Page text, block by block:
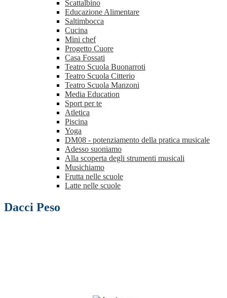
Scattalbino
Educazione Alimentare
Saltimbocca
Cucina
Mini chef
Progetto Cuore
Casa Fossati
Teatro Scuola Buonarroti
Teatro Scuola Citterio
Teatro Scuola Manzoni
Media Education
Sport per te
Atletica
Piscina
Yoga
DM08 - potenziamento della pratica musicale
Adesso suoniamo
Alla scoperta degli strumenti musicali
Musichiamo
Frutta nelle scuole
Latte nelle scuole
Dacci Peso